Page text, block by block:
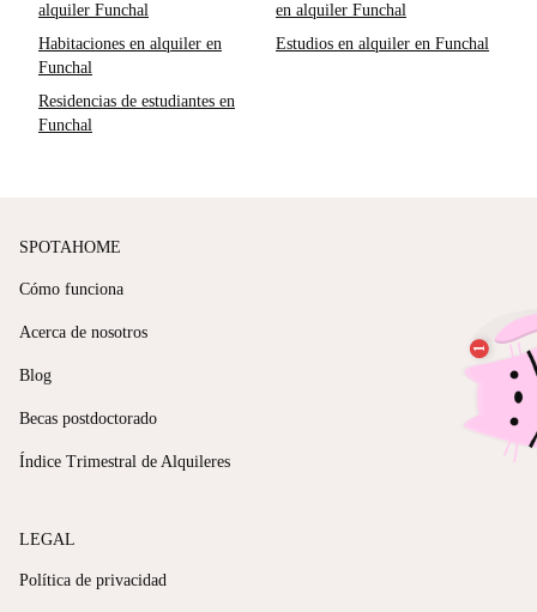
alquiler Funchal
en alquiler Funchal
Habitaciones en alquiler en
Funchal
Estudios en alquiler en Funchal
Residencias de estudiantes en
Funchal
SPOTAHOME
Cómo funciona
Acerca de nosotros
Blog
Becas postdoctorado
Índice Trimestral de Alquileres
LEGAL
Política de privacidad